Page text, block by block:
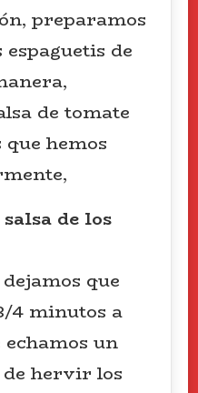
preparamos
espaguetis de
de tomate
que hemos
de los
que
4 minutos a
un
de hervir los